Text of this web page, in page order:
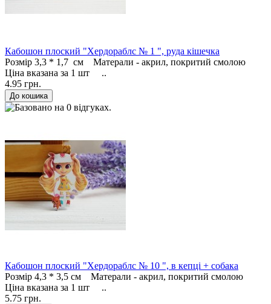
Кабошон плоский "Хердораблс № 1 ", руда кішечка
Розмір 3,3 * 1,7 см Матерали - акрил, покритий смолою
Ціна вказана за 1 шт ..
4.95 грн.
Кабошон плоский "Хердораблс № 10 ", в кепці + собака
Розмір 4,3 * 3,5 см Матерали - акрил, покритий смолою
Ціна вказана за 1 шт ..
5.75 грн.